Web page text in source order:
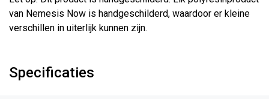
van Nemesis Now is handgeschilderd, waardoor er kleine
verschillen in uiterlijk kunnen zijn.
Specificaties